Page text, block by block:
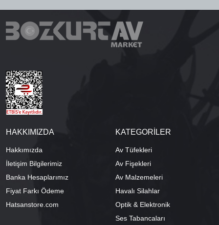
HAKKIMIZDA
Hakkımızda
İletişim Bilgilerimiz
Banka Hesaplarımız
Fiyat Farkı Ödeme
Hatsanstore.com
KATEGORİLER
Av Tüfekleri
Av Fişekleri
Av Malzemeleri
Havalı Silahlar
Optik & Elektronik
Ses Tabancaları